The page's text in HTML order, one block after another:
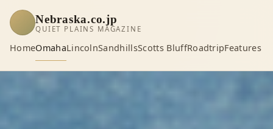
Nebraska.co.jp
QUIET PLAINS MAGAZINE
HomeOmahaLincolnSandhillsScotts BluffRoadtripFeatures